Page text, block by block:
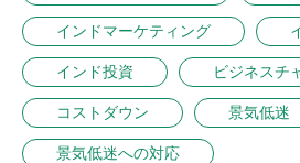
インドマーケティング
インド投資 ビジネスチ
コストダウン 景気低迷
景気低迷への対応